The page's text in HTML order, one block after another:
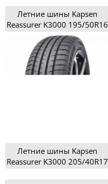
Летние шины Kapsen
Reassurer K3000 195/50R16
Летние шины Kapsen
Reassurer K3000 205/40R17